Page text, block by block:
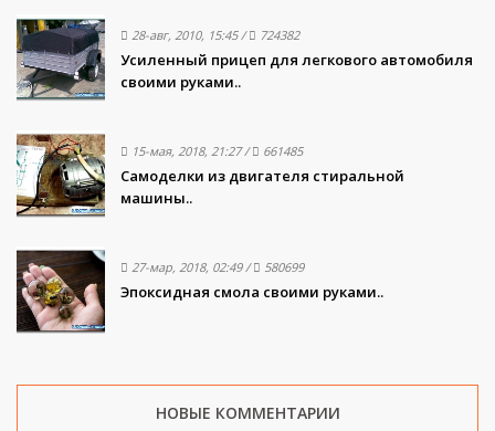
28-авг, 2010, 15:45/ 724382
Усиленный прицеп для легкового автомобиля
своими руками..
15-мая, 2018, 21:27/ 661485
Самоделки из двигателя стиральной
машины..
27-мар, 2018, 02:49/ 580699
Эпоксидная смола своими руками..
НОВЫЕ КОММЕНТАРИИ